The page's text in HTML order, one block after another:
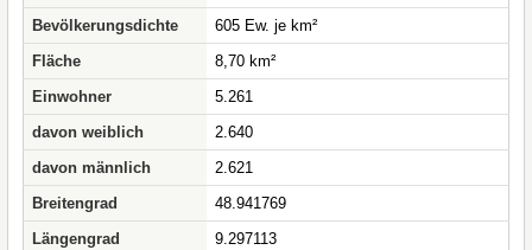
Bevölkerungsdichte
605 Ew. je km²
Fläche
8,70 km²
Einwohner
5.261
davon weiblich
2.640
davon männlich
2.621
Breitengrad
48.941769
Längengrad
9.297113